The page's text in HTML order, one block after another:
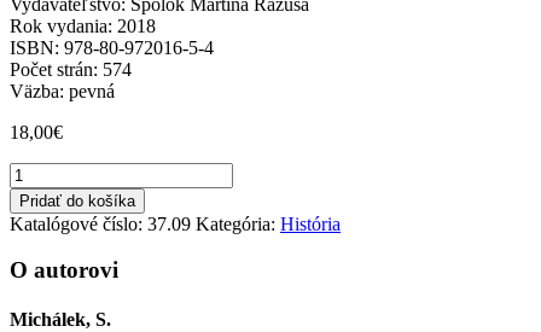
Rok vydania: 2018
ISBN: 978-80-972016-5-4
Počet strán: 574
Väzba: pevná
18,00€
množstvo
Muži
diplomacie
Pridať do košíka
Katalógové číslo: 37.09 Kategória: História
O autorovi
Michálek, S.